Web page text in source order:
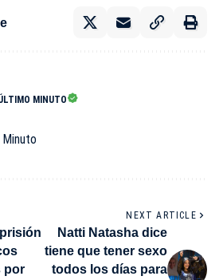
MINUTO
Minuto
por
NEXT ARTICLE
Natti Natasha dice
tiene que tener sexo
todos los días para